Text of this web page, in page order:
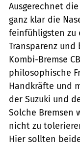
Ausgerechnet
ganz klar die
feinfühligsten zu
Transparenz
Kombi-Bremse
philosophische
Handkräfte und
der Suzuki und
Solche Bremsen
nicht zu
Hier sollten